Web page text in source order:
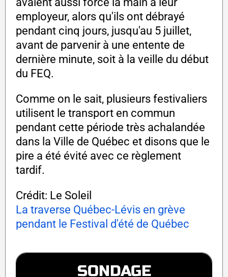
employeur, alors qu'ils ont débrayé
pendant cinq jours, jusqu'au 5 juillet,
avant de parvenir à une entente de
dernière minute, soit à la veille du début
du FEQ.
Comme on le sait, plusieurs festivaliers
utilisent le transport en commun
pendant cette période très achalandée
dans la Ville de Québec et disons que le
pire a été évité avec ce règlement
tardif.
Crédit: Le Soleil
La traverse Québec-Lévis en grève
pendant le Festival d'été de Québec
SONDAGE